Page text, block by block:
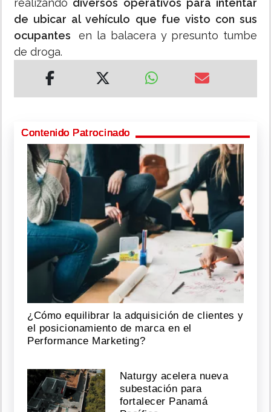
realizando diversos operativos para intentar
de ubicar al vehículo que fue visto con sus
ocupantesen la balacera y presunto tumbe
de droga.
Contenido Patrocinado
¿Cómo equilibrar la adquisición de clientes y
el posicionamiento de marca en el
Performance Marketing?
Naturgy acelera nueva
subestación para
fortalecer Panamá